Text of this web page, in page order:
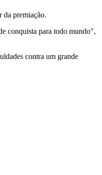
da premiação.
conquista para todo mundo",
contra um grande